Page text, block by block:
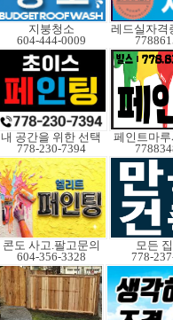
지붕청소
604-444-0009
내 공간을 위한 선택
778-230-7394
페인트마
콘도 사고.팔고문의
604-356-3328
모든
778-